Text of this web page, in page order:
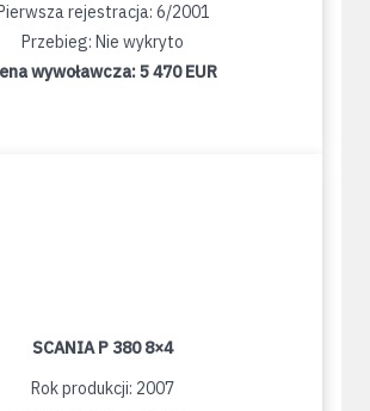
rejestracja: 6/2001
Przebieg: Nie wykryto
wywoławcza:5 470 EUR
SCANIA P 380 8×4
Rok produkcji: 2007